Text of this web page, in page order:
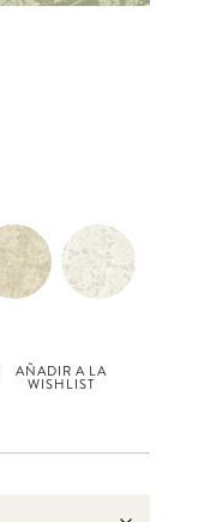
AÑADIR A LA
WISHLIST